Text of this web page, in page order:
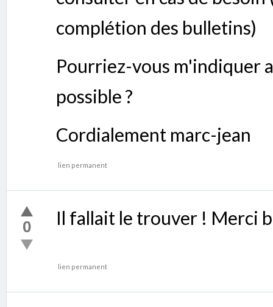
complétion des bulletins)
Pourriez-vous m'indiquer
possible ?
Cordialement marc-jean
lien permanent
0 Il fallait le trouver ! Merci
lien permanent